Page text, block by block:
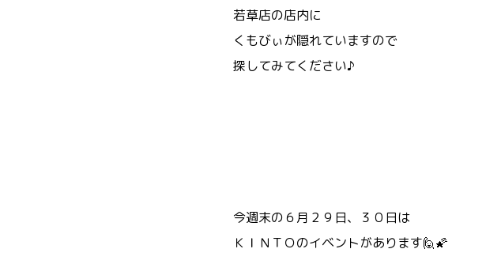
若草店の店内に
くもびぃが隠れていますので
探してみてください♪
今週末の６月２９日、３０日は
ＫＩＮＴＯのイベントがあります🙋🌠